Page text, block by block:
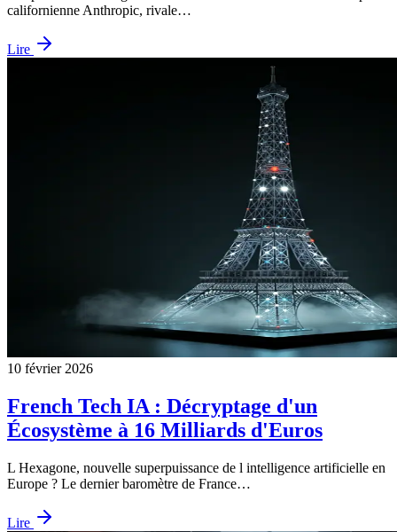
californienne Anthropic, rivale…
Lire
10 février 2026
French Tech IA : Décryptage d'un
Écosystème à 16 Milliards d'Euros
L Hexagone, nouvelle superpuissance de l intelligence artificielle en
Europe ? Le dernier baromètre de France…
Lire